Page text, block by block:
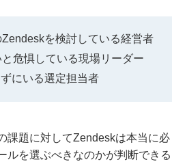
を検討している経営者
危惧している現場リーダー
にいる選定担当者
課題に対してZendeskは本当に必
ルを選ぶべきなのかが判断できる